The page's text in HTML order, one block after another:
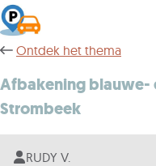
Ontdek het thema
Afbakening blauwe-
Strombeek
RUDY V.